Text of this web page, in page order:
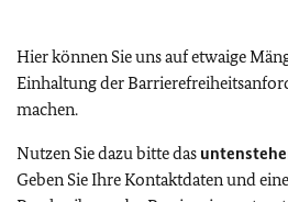
Hier können Sie uns auf etwaige
Einhaltung der
machen.
Nutzen Sie dazu bitte das
Geben Sie Ihre Kontaktdaten und